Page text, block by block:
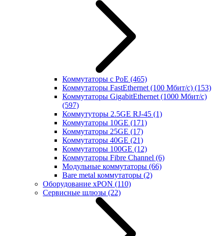
Коммутаторы с PoE (465)
Коммутаторы FastEthernet (100 Мбит/с) (153)
Коммутаторы GigabitEthernet (1000 Мбит/с)
(597)
Коммутуторы 2.5GE RJ-45 (1)
Коммутаторы 10GE (171)
Коммутаторы 25GE (17)
Коммутаторы 40GE (21)
Коммутаторы 100GE (12)
Коммутаторы Fibre Channel (6)
Модульные коммутаторы (66)
Bare metal коммутаторы (2)
Оборудование xPON (110)
Сервисные шлюзы (22)